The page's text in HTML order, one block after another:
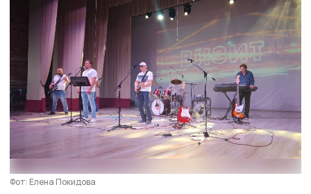
Фот: Елена Покидова